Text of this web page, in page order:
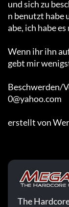
und sich zu
n benutzt habe
abe, ich habe
Wenn ihr ihn
gebt mir
Beschwerden/
0@yahoo.com
erstellt von
The